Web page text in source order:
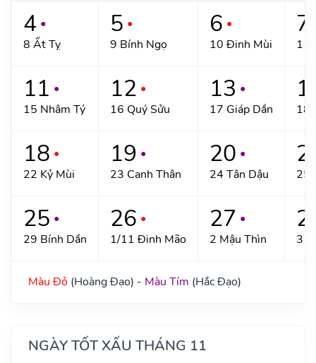
4 ●
8 Ất Tỵ
5 ●
9 Bính Ngọ
6 ●
10 Đinh Mùi
7
11
11 ●
15 Nhâm Tý
12 ●
16 Quý Sửu
13 ●
17 Giáp Dần 18
18 ●
22 Kỷ Mùi
19 ●
23 Canh Thân
20 ●
24 Tân Dậu 25
25 ●
29 Bính Dần
26 ●
1/11 Đinh Mão
27 ●
2 Mậu Thìn 3
Màu Đỏ (Hoàng Đạo) - Màu Tím (Hắc Đạo)
NGÀY TỐT XẤU THÁNG 11